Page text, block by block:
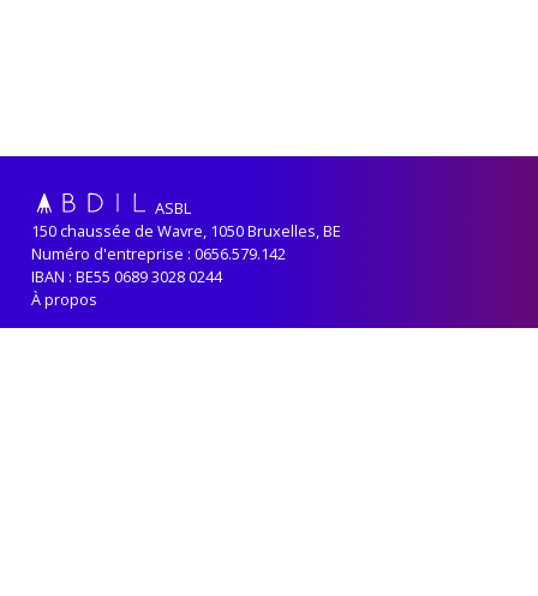
ASBL
150 chaussée de Wavre, 1050 Bruxelles, BE
Numéro d'entreprise : 0656.579.142
IBAN : BE55 0689 3028 0244
À propos
Adhérer